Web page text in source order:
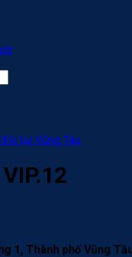
tại Vũng Tàu
1, Thành phố Vũng